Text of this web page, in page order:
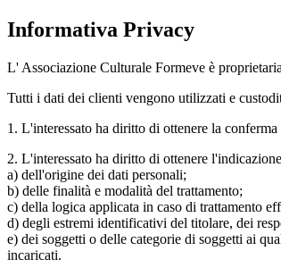
Informativa Privacy
L' Associazione Culturale Formeve è
Tutti i dati dei clienti vengono utilizzati e
1. L'interessato ha diritto di ottenere la
2. L'interessato ha diritto di ottenere
a) dell'origine dei dati personali;
b) delle finalità e modalità del trattamento;
c) della logica applicata in caso di trattamento
d) degli estremi identificativi del titolare, dei
e) dei soggetti o delle categorie di soggetti ai
incaricati.